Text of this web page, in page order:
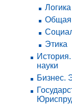
Логика
Общая
Этика
науки
Бизнес.